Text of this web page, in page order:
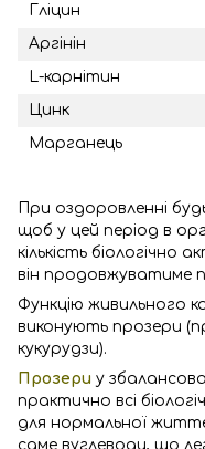
Гліцин
Аргінін
L-карнітин
Цинк
Марганець
При оздоровленні
щоб у цей період в
кількість біологічно
він продовжуватиме
Функцію живильного
виконують прозери
кукурудзи).
Прозери у
практично всі
для нормальної
саме вуглеводи, що